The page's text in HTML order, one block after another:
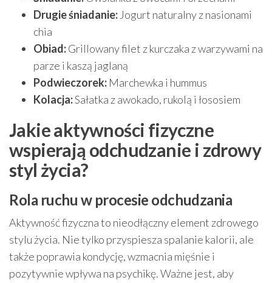
Drugie śniadanie: Jogurt naturalny z nasionami
chia
Obiad:Grillowany filet z kurczaka z warzywami na
parze i kaszą jaglaną
Podwieczorek: Marchewka i hummus
Kolacja:Sałatka z awokado, rukolą i łososiem
Jakie aktywności fizyczne
wspierają odchudzanie i zdrowy
styl życia?
Rola ruchu w procesie odchudzania
Aktywność fizyczna to nieodłączny element zdrowego
stylu życia. Nie tylko przyspiesza spalanie kalorii, ale
także poprawia kondycję, wzmacnia mięśnie i
pozytywnie wpływa na psychikę. Ważne jest, aby